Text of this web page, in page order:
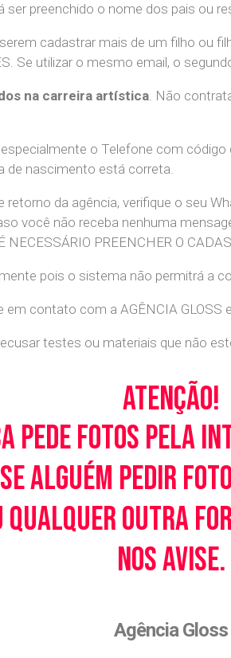
preenchido o nome dos pais ou
cadastrar mais de um filho ou
Se utilizar o mesmo email, o
na carreira artística. Não
o Telefone com código
de nascimento está correta.
retorno da agência, verifique o seu
você não receba nenhuma
PREENCHER O
pois o sistema não permitrá a
contato com a AGÊNCIA GLOSS
testes ou materiais que não
Atenção!
pede fotos pela
alguém pedir
qualquer outra
nos avise.
Agência Gloss